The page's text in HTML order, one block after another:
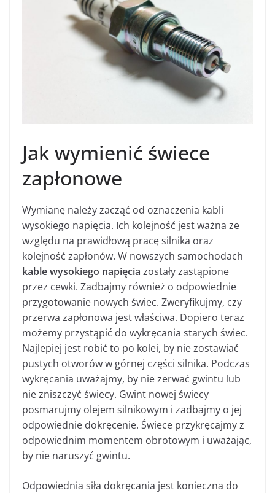
Jak wymienić świece
zapłonowe
Wymianę należy zacząć od oznaczenia kabli
wysokiego napięcia. Ich kolejność jest ważna ze
względu na prawidłową pracę silnika oraz
kolejność zapłonów. W nowszych samochodach
kable wysokiego napięcia zostały zastąpione
przez cewki. Zadbajmy również o odpowiednie
przygotowanie nowych świec. Zweryfikujmy, czy
przerwa zapłonowa jest właściwa. Dopiero teraz
możemy przystąpić do wykręcania starych świec.
Najlepiej jest robić to po kolei, by nie zostawiać
pustych otworów w górnej części silnika. Podczas
wykręcania uważajmy, by nie zerwać gwintu lub
nie zniszczyć świecy. Gwint nowej świecy
posmarujmy olejem silnikowym i zadbajmy o jej
odpowiednie dokręcenie. Świece przykręcajmy z
odpowiednim momentem obrotowym i uważając,
by nie naruszyć gwintu.
Odpowiednia siła dokręcania jest konieczna do